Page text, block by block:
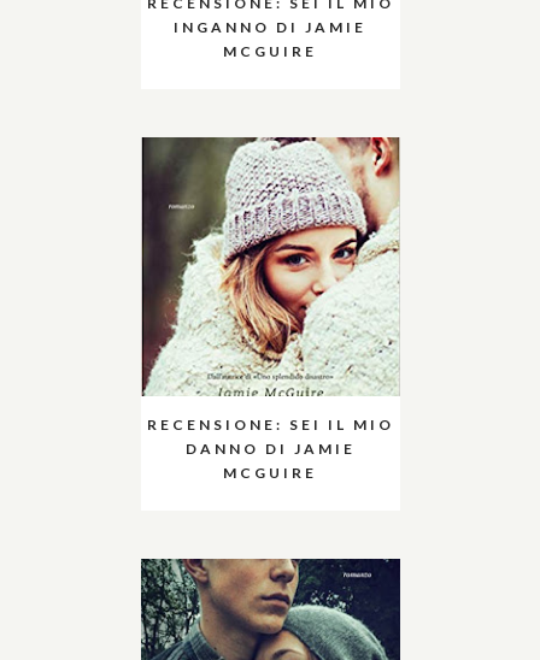
INGANNO DI JAMIE
MCGUIRE
RECENSIONE: SEI IL MIO
DANNO DI JAMIE
MCGUIRE